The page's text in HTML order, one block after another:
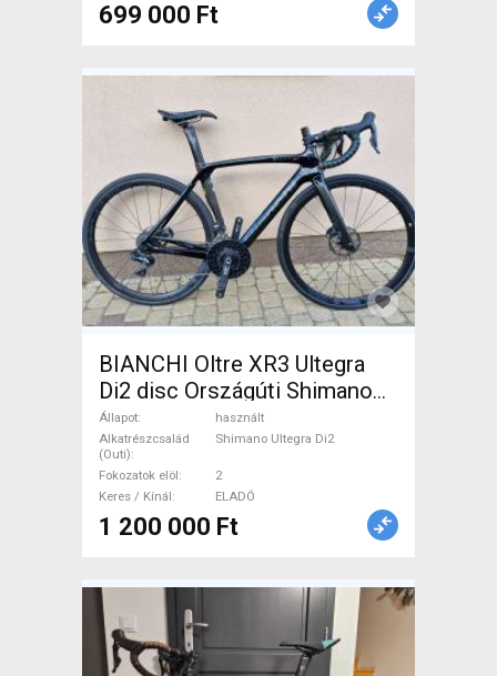
699 000 Ft
BIANCHI Oltre XR3 Ultegra
Di2 disc Országúti Shimano
Ultegra Di2 tárcsafék használt
ELADÓ
Állapot
használt
Alkatrészcsalád
(Outi)
Shimano Ultegra Di2
Fokozatok elöl
2
Keres / Kínál
ELADÓ
1 200 000 Ft